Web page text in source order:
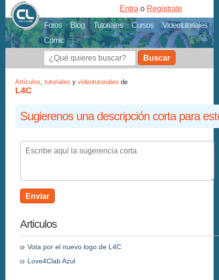
Foros Blog Tutoriales Cursos
Videotutoriales
Comic
Entra o Registrate
Buscar
Artículos,tutoriales yvideotutoriales de
L4C
Sugierenos una descripción corta para
Enviar
Articulos
Vota por el nuevo logo de L4C
Love4Clab Azul